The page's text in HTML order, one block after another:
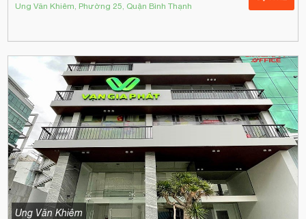
Ung Văn Khiêm, Phường 25, Quận Bình Thạnh
Ung Văn Khiêm